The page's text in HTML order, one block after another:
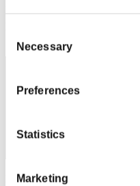
Selection
Necessary
Preferences
Statistics
Marketing
Punteggio: -